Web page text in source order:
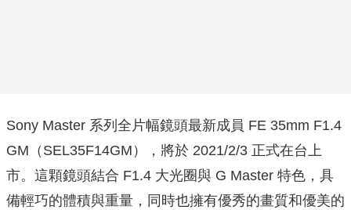
Sony Master 系列全片幅鏡頭最新成員 FE 35mm F1.4
GM（SEL35F14GM），將於 2021/2/3 正式在台上
市。這顆鏡頭結合 F1.4 大光圈與 G Master 特色，具
備輕巧的體積與重量，同時也擁有優秀的畫質和優美的